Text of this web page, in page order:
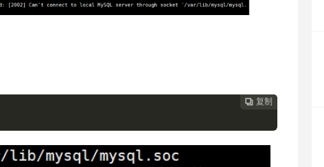
 复制
 复制
 复制
 复制
 复制
 复制